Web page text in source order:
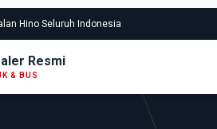
Hino Seluruh Indonesia
Resmi
& BUS